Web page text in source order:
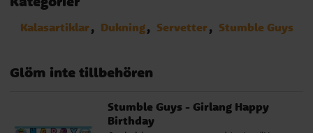
Kalasartiklar Dukning Servetter Stumble Guys
Glöm inte tillbehören
Stumble Guys - Girlang Happy
Birthday